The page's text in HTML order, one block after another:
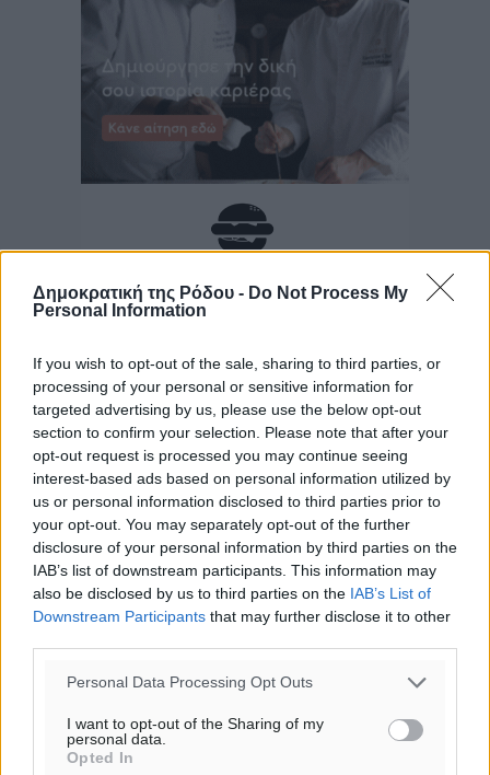
Δημοκρατική της Ρόδου - Do Not Process My
Personal Information
If you wish to opt-out of the sale, sharing to third parties, or
processing of your personal or sensitive information for
targeted advertising by us, please use the below opt-out
section to confirm your selection. Please note that after your
opt-out request is processed you may continue seeing
interest-based ads based on personal information utilized by
us or personal information disclosed to third parties prior to
your opt-out. You may separately opt-out of the further
disclosure of your personal information by third parties on the
IAB’s list of downstream participants. This information may
also be disclosed by us to third parties on the IAB’s List of
Downstream Participants that may further disclose it to other
Personal Data Processing Opt Outs
I want to opt-out of the Sharing of my
personal data.
Opted In